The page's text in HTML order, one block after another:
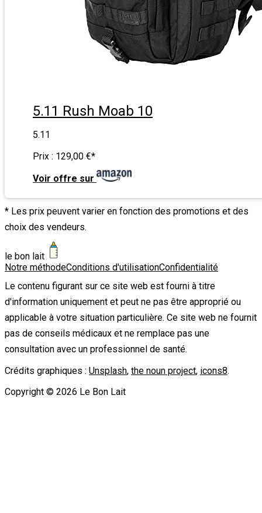
5.11 Rush Moab 10
5.11
Prix : 129,00 €*
Voir offre sur
* Les prix peuvent varier en fonction des promotions et des
choix des vendeurs.
le bon lait
Notre méthodeConditions d'utilisationConfidentialité
Le contenu figurant sur ce site web est fourni à titre
d'information uniquement et peut ne pas être approprié ou
applicable à votre situation particulière. Ce site web ne fournit
pas de conseils médicaux et ne remplace pas une
consultation avec un professionnel de santé.
Crédits graphiques : Unsplash, the noun project, icons8.
Copyright © 2026 Le Bon Lait